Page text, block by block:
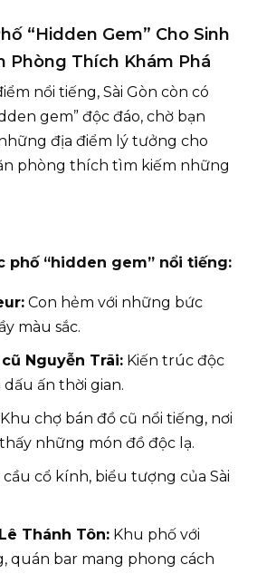
“Hidden Gem” Cho Sinh
Phòng Thích Khám Phá
nổi tiếng, Sài Gòn còn có
gem” độc đáo, chờ bạn
địa điểm lý tưởng cho
phòng thích tìm kiếm những
phố “hidden gem” nổi tiếng:
Con hẻm với những bức
màu sắc.
Nguyễn Trãi: Kiến trúc độc
ấn thời gian.
Khu chợ bán đồ cũ nổi tiếng, nơi
những món đồ độc lạ.
cầu cổ kính, biểu tượng của Sài
Thánh Tôn: Khu phố với
quán bar mang phong cách